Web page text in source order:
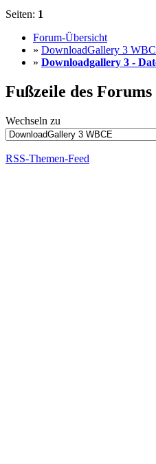
Seiten: 1
Forum-Übersicht
» DownloadGallery 3
» Downloadgallery 3 -
Fußzeile des Forums
Wechseln zu
RSS-Themen-Feed